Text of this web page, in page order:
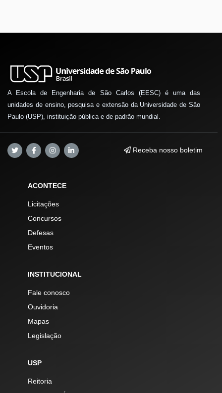
A Escola de Engenharia de São Carlos (EESC) é uma das
unidades de ensino, pesquisa e extensão da Universidade de São
Paulo (USP), instituição pública e de padrão mundial.
Receba nosso boletim
ACONTECE
Licitações
Concursos
Defesas
Eventos
INSTITUCIONAL
Fale conosco
Ouvidoria
Mapas
Legislação
USP
Reitoria